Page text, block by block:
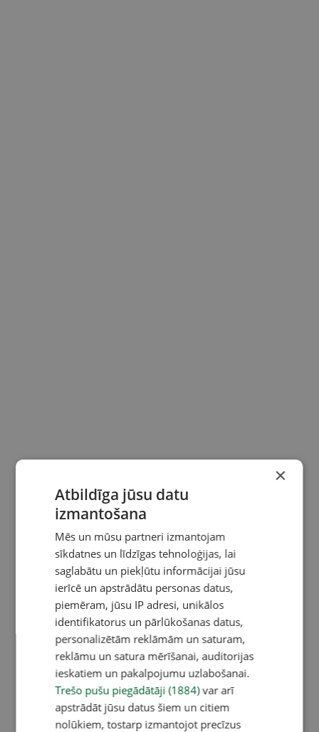
×
Atbildīga jūsu datu
izmantošana
Mēs un mūsu partneri izmantojam
sīkdatnes un līdzīgas tehnoloģijas, lai
saglabātu un piekļūtu informācijai jūsu
ierīcē un apstrādātu personas datus,
piemēram, jūsu IP adresi, unikālos
identifikatorus un pārlūkošanas datus,
personalizētām reklāmām un saturam,
reklāmu un satura mērīšanai, auditorijas
ieskatiem un pakalpojumu uzlabošanai.
Trešo pušu piegādātāji (1884)var arī
apstrādāt jūsu datus šiem un citiem
nolūkiem, tostarp izmantojot precīzus